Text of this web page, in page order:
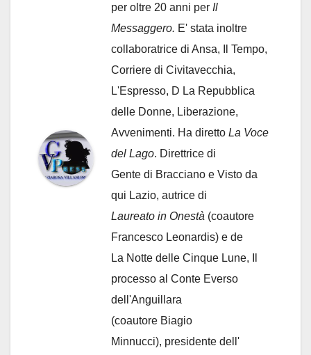
per oltre 20 anni per Il
Messaggero. E' stata inoltre
collaboratrice di Ansa, Il Tempo,
Corriere di Civitavecchia,
L'Espresso, D La Repubblica
delle Donne, Liberazione,
Avvenimenti. Ha diretto La Voce
del Lago. Direttrice di
Gente di Bracciano e Visto da
qui Lazio, autrice di
Laureato in Onestà (coautore
Francesco Leonardis) e de
La Notte delle Cinque Lune, Il
processo al Conte Everso
dell'Anguillara
(coautore Biagio
Minnucci), presidente dell'